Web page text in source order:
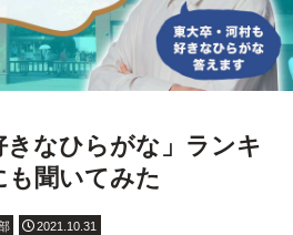
きなひらがな」ランキ
も聞いてみた
2021.10.31